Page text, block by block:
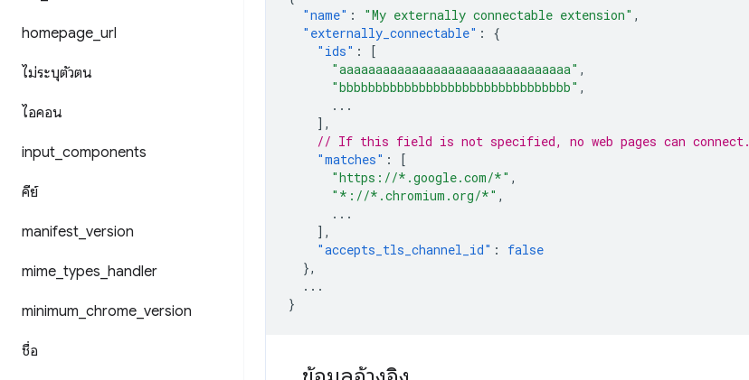
homepage url
ไม่ระบุตัวตน
ไอคอน
input components
คีย์
manifest version
mime types handler
minimum chrome version
ชื่อ
"name" : "My externally connectable extension" ,
"externally_connectable" :
{
"ids" :
[
"aaaaaaaaaaaaaaaaaaaaaaaaaaaaaaaa" ,
"bbbbbbbbbbbbbbbbbbbbbbbbbbbbbbbb" ,
...
],
// If this field is not specified, no web pages can connect.
"matches" :
[
"https://*.google.com/*" ,
"*://*.chromium.org/*" ,
...
],
"accepts_tls_channel_id" :
false
},
...
}